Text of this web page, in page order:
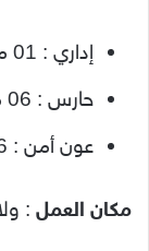
إداري : 01 منصب
حارس : 06 مناصب
عون أمن : 06 مناصب
مكان العمل :